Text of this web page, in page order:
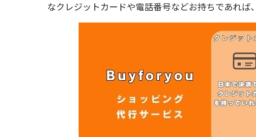
なクレジットカードや電話番号などお持ちであれば